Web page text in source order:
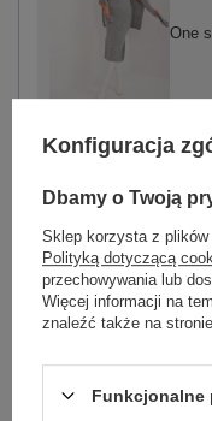
One
Masz pytanie?
Zadzwoń+48 601
skład materiału : 70%
sposób prania : pranie w
Konfiguracja
Dbamy o Twoją
Sklep korzysta z plików
Polityką dotyczącą
przechowywania lub
Więcej informacji na
znaleźć także na stronie
Funkcjonalne